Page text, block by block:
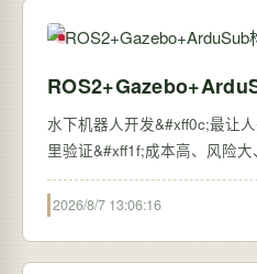
水下机器人开发&#xff0c;最让
里验证&#xff1f;成本高、风险
2026/8/7 13:06:16